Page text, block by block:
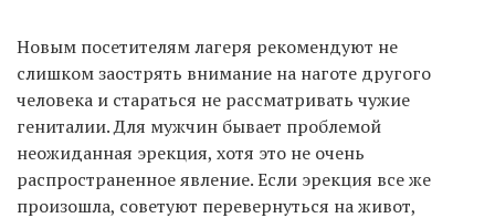
Новым посетителям лагеря рекомендуют не
слишком заострять внимание на наготе другого
человека и стараться не рассматривать чужие
гениталии. Для мужчин бывает проблемой
неожиданная эрекция, хотя это не очень
распространенное явление. Если эрекция все же
произошла, советуют перевернуться на живот,